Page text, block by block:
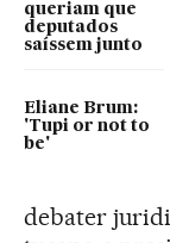
queriam que
deputados
saíssem junto
Eliane Brum:
'Tupi or not to
be'
debater